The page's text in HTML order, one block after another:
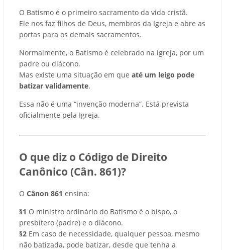
O Batismo é o primeiro sacramento da vida cristã.
Ele nos faz filhos de Deus, membros da Igreja e abre as
portas para os demais sacramentos.
Normalmente, o Batismo é celebrado na igreja, por um
padre ou diácono.
Mas existe uma situação em que até um leigo pode
batizar validamente.
Essa não é uma “invenção moderna”. Está prevista
oficialmente pela Igreja.
O que diz o Código de Direito
Canônico (Cân. 861)?
O Cânon 861 ensina:
§1 O ministro ordinário do Batismo é o bispo, o
presbítero (padre) e o diácono.
§2 Em caso de necessidade, qualquer pessoa, mesmo
não batizada, pode batizar, desde que tenha a